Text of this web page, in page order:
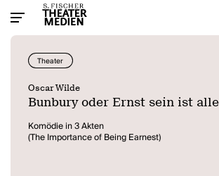
Theater
Oscar Wilde
Bunbury oder Ernst sein ist
Komödie in 3 Akten
(The Importance of Being Earnest)